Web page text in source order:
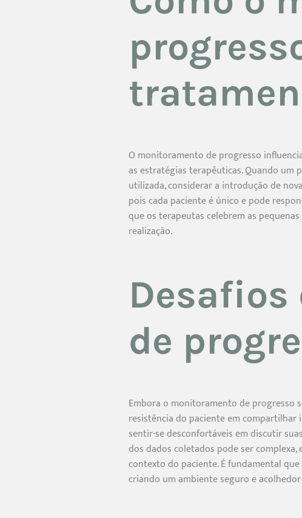
O monitoramento de progresso
as estratégias terapêuticas. Quando um
utilizada, considerar a introdução de
pois cada paciente é único e pode
que os terapeutas celebrem as
realização.
de
Embora o monitoramento de progresso
resistência do paciente em
sentir-se desconfortáveis em discutir
dos dados coletados pode ser
contexto do paciente. É fundamental
criando um ambiente seguro e